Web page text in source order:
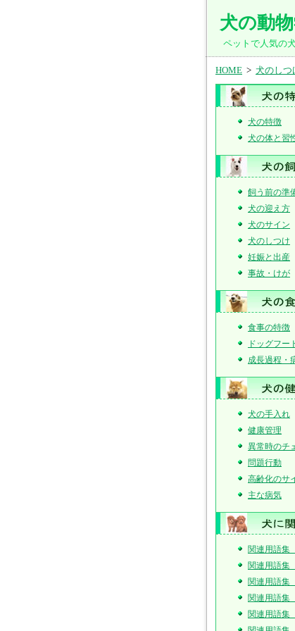
犬の動
ペットで人気の
HOME > 犬のしつ
犬の特徴
犬の体と習
飼う前の準
犬の迎え方
犬のサイン
犬のしつけ
妊娠と出産
事故・けが
食事の特徴
ドッグフー
成長過程・
犬の手入れ
健康管理
異常時のチ
問題行動
高齢化のサ
主な病気
関連用語
関連用語
関連用語
関連用語
関連用語